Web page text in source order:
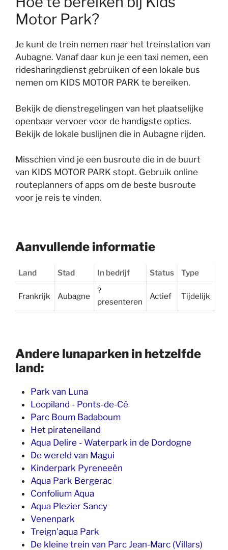
Motor Park?
Je kunt de trein nemen naar het treinstation van
Aubagne. Vanaf daar kun je een taxi nemen, een
ridesharingdienst gebruiken of een lokale bus
nemen om KIDS MOTOR PARK te bereiken.
Bekijk de dienstregelingen van het plaatselijke
openbaar vervoer voor de handigste opties.
Bekijk de lokale buslijnen die in Aubagne rijden.
Misschien vind je een busroute die in de buurt
van KIDS MOTOR PARK stopt. Gebruik online
routeplanners of apps om de beste busroute
voor je reis te vinden.
Aanvullende informatie
Land Stad In bedrijf Status Type
Frankrijk Aubagne
?
presenteren
Actief Tijdelijk
Andere lunaparken in hetzelfde
land:
Park van Luna
Loopiland - Ponts-de-Cé
Parc Boum Badaboum
Het pirateneiland
Aqua Delire - Waterpark in de Dordogne
De wereld van Magui
Kinderpark Pyreneeën
Aqua Park Bergerac
Confolium Aqua
Aqua Plezier Sancy
Venenpark
Treign'aqua Park
De kleine trein van Parc Jean-Marc (Villars)